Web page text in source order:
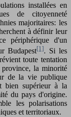
installées en
de citoyenneté
majoritaires: les
à définir leur
périphérique d'un
Budapest[1]. Si les
toute tentation
province, la minorité
de la vie publique
bien supérieur à la
du pays d'origine.
les polarisations
et territoriaux.